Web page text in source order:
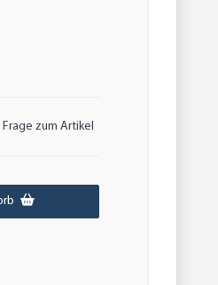
Frage zum Artikel